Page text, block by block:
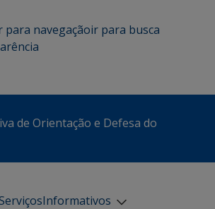
para navegaçãoir para busca
de Orientação e Defesa do
Informativos